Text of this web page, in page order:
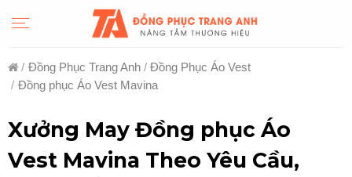
/ Đồng Phục Trang Anh / Đồng Phục Áo Vest
/ Đồng phục Áo Vest Mavina
Xưởng May Đồng phục Áo
Vest Mavina Theo Yêu Cầu,